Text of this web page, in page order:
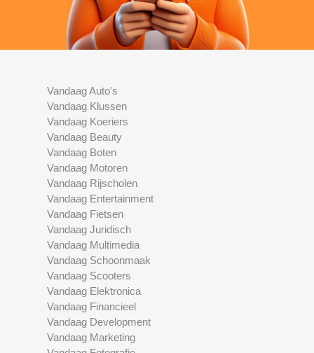
Vandaag Auto's
Vandaag Klussen
Vandaag Koeriers
Vandaag Beauty
Vandaag Boten
Vandaag Motoren
Vandaag Rijscholen
Vandaag Entertainment
Vandaag Fietsen
Vandaag Juridisch
Vandaag Multimedia
Vandaag Schoonmaak
Vandaag Scooters
Vandaag Elektronica
Vandaag Financieel
Vandaag Development
Vandaag Marketing